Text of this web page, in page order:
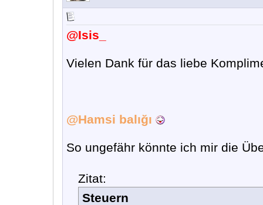
@Isis_
Vielen Dank für das liebe
@Hamsi balığı
So ungefähr könnte ich mir die
Zitat:
Steuern